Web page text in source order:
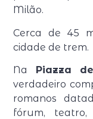
Milão.
Cerca de 45
cidade de trem.
Na Piazza
verdadeiro
romanos
fórum,